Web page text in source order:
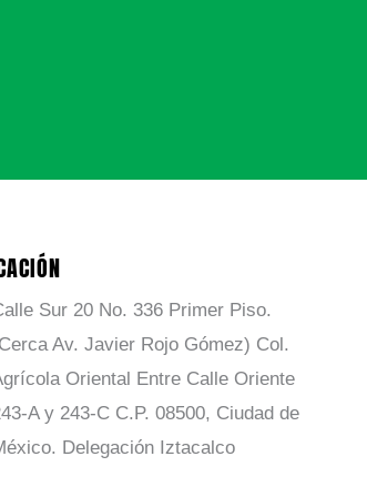
Sur 20 No. 336 Primer Piso.
Av. Javier Rojo Gómez) Col.
Oriental Entre Calle Oriente
A y 243-C C.P. 08500, Ciudad de
Delegación Iztacalco